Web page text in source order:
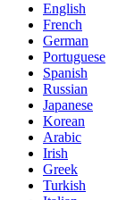
English
French
German
Portuguese
Spanish
Russian
Japanese
Korean
Arabic
Irish
Greek
Turkish